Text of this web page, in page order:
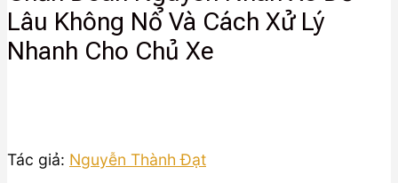
Lâu Không Nổ Và Cách Xử Lý
Nhanh Cho Chủ Xe
Tác giả: Nguyễn Thành Đạt